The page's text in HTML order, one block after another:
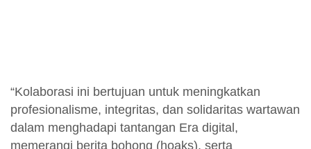
“Kolaborasi ini bertujuan untuk meningkatkan
profesionalisme, integritas, dan solidaritas wartawan
dalam menghadapi tantangan Era digital,
memerangi berita bohong (hoaks), serta